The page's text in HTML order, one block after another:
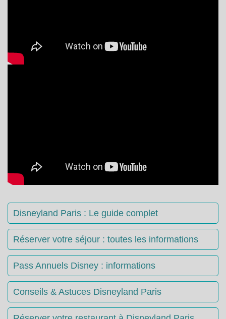
Disneyland Paris : Le guide complet
Réserver votre séjour : toutes les informations
Pass Annuels Disney : informations
Conseils & Astuces Disneyland Paris